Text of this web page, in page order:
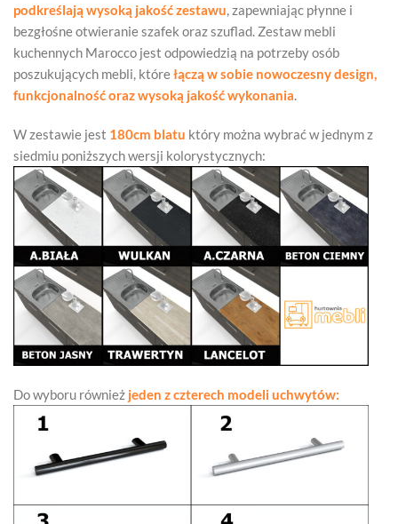
podkreślają wysoką jakość zestawu, zapewniając płynne i
bezgłośne otwieranie szafek oraz szuflad. Zestaw mebli
kuchennych Marocco jest odpowiedzią na potrzeby osób
poszukujących mebli, którełączą w sobie nowoczesny design,
funkcjonalność oraz wysoką jakość wykonania.
W zestawie jest 180cm blatu który można wybrać w jednym z
siedmiu poniższych wersji kolorystycznych:
Do wyboru również jeden z czterech modeli uchwytów: